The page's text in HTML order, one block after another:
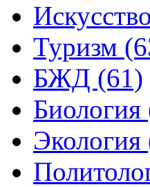
Туризм
БЖД (61)
Биология
Экология